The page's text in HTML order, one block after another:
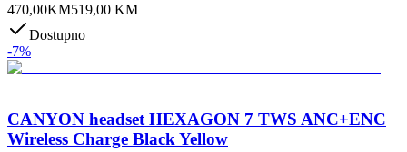
470,00KM519,00 KM
Dostupno
-7%
CANYON headset HEXAGON 7 TWS ANC+ENC
Wireless Charge Black Yellow